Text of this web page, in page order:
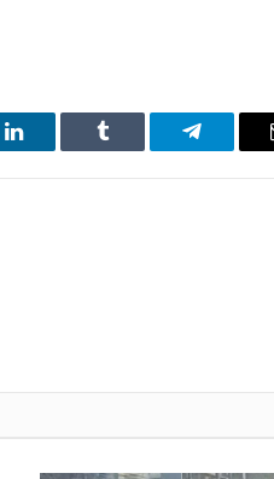
LinkedIn Tumblr Telegram